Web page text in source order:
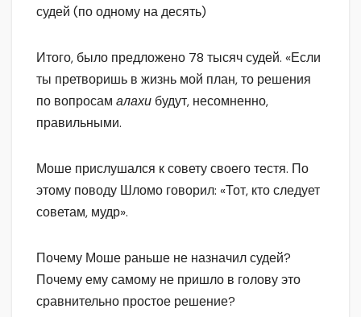
судей (по одному на десять)
Итого, было предложено 78 тысяч судей. «Если
ты претворишь в жизнь мой план, то решения
по вопросам алахи будут, несомненно,
правильными.
Моше прислушался к совету своего тестя. По
этому поводу Шломо говорил: «Тот, кто следует
советам, мудр».
Почему Моше раньше не назначил судей?
Почему ему самому не пришло в голову это
сравнительно простое решение?